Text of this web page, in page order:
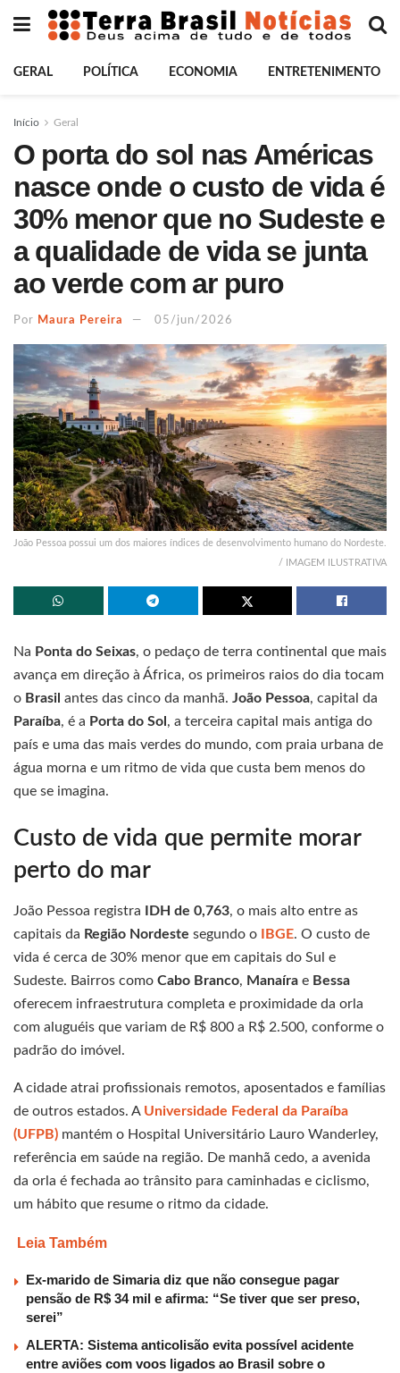
GERAL POLÍTICA ECONOMIA ENTRETENIMENTO
Início Geral
O porta do sol nas Américas
nasce onde o custo de vida é
30% menor que no Sudeste e
a qualidade de vida se junta
ao verde com ar puro
Por Maura Pereira 05/jun/2026
João Pessoa possui um dos maiores índices de desenvolvimento humano do Nordeste.
/ IMAGEM ILUSTRATIVA
Na Ponta do Seixas, o pedaço de terra continental que mais
avança em direção à África, os primeiros raios do dia tocam
o Brasil antes das cinco da manhã. João Pessoa, capital da
Paraíba, é a Porta do Sol , a terceira capital mais antiga do
país e uma das mais verdes do mundo, com praia urbana de
água morna e um ritmo de vida que custa bem menos do
que se imagina.
Custo de vida que permite morar
perto do mar
João Pessoa registra IDH de 0,763, o mais alto entre as
capitais da Região Nordeste segundo o IBGE. O custo de
vida é cerca de 30% menor que em capitais do Sul e
Sudeste. Bairros como Cabo Branco, Manaíra e Bessa
oferecem infraestrutura completa e proximidade da orla
com aluguéis que variam de R$ 800 a R$ 2.500, conforme o
padrão do imóvel.
A cidade atrai profissionais remotos, aposentados e famílias
de outros estados. A Universidade Federal da Paraíba
(UFPB) mantém o Hospital Universitário Lauro Wanderley,
referência em saúde na região. De manhã cedo, a avenida
da orla é fechada ao trânsito para caminhadas e ciclismo,
um hábito que resume o ritmo da cidade.
Leia Também
Ex-marido de Simaria diz que não consegue pagar
pensão de R$ 34 mil e afirma: “Se tiver que ser preso,
serei”
ALERTA: Sistema anticolisão evita possível acidente
entre aviões com voos ligados ao Brasil sobre o